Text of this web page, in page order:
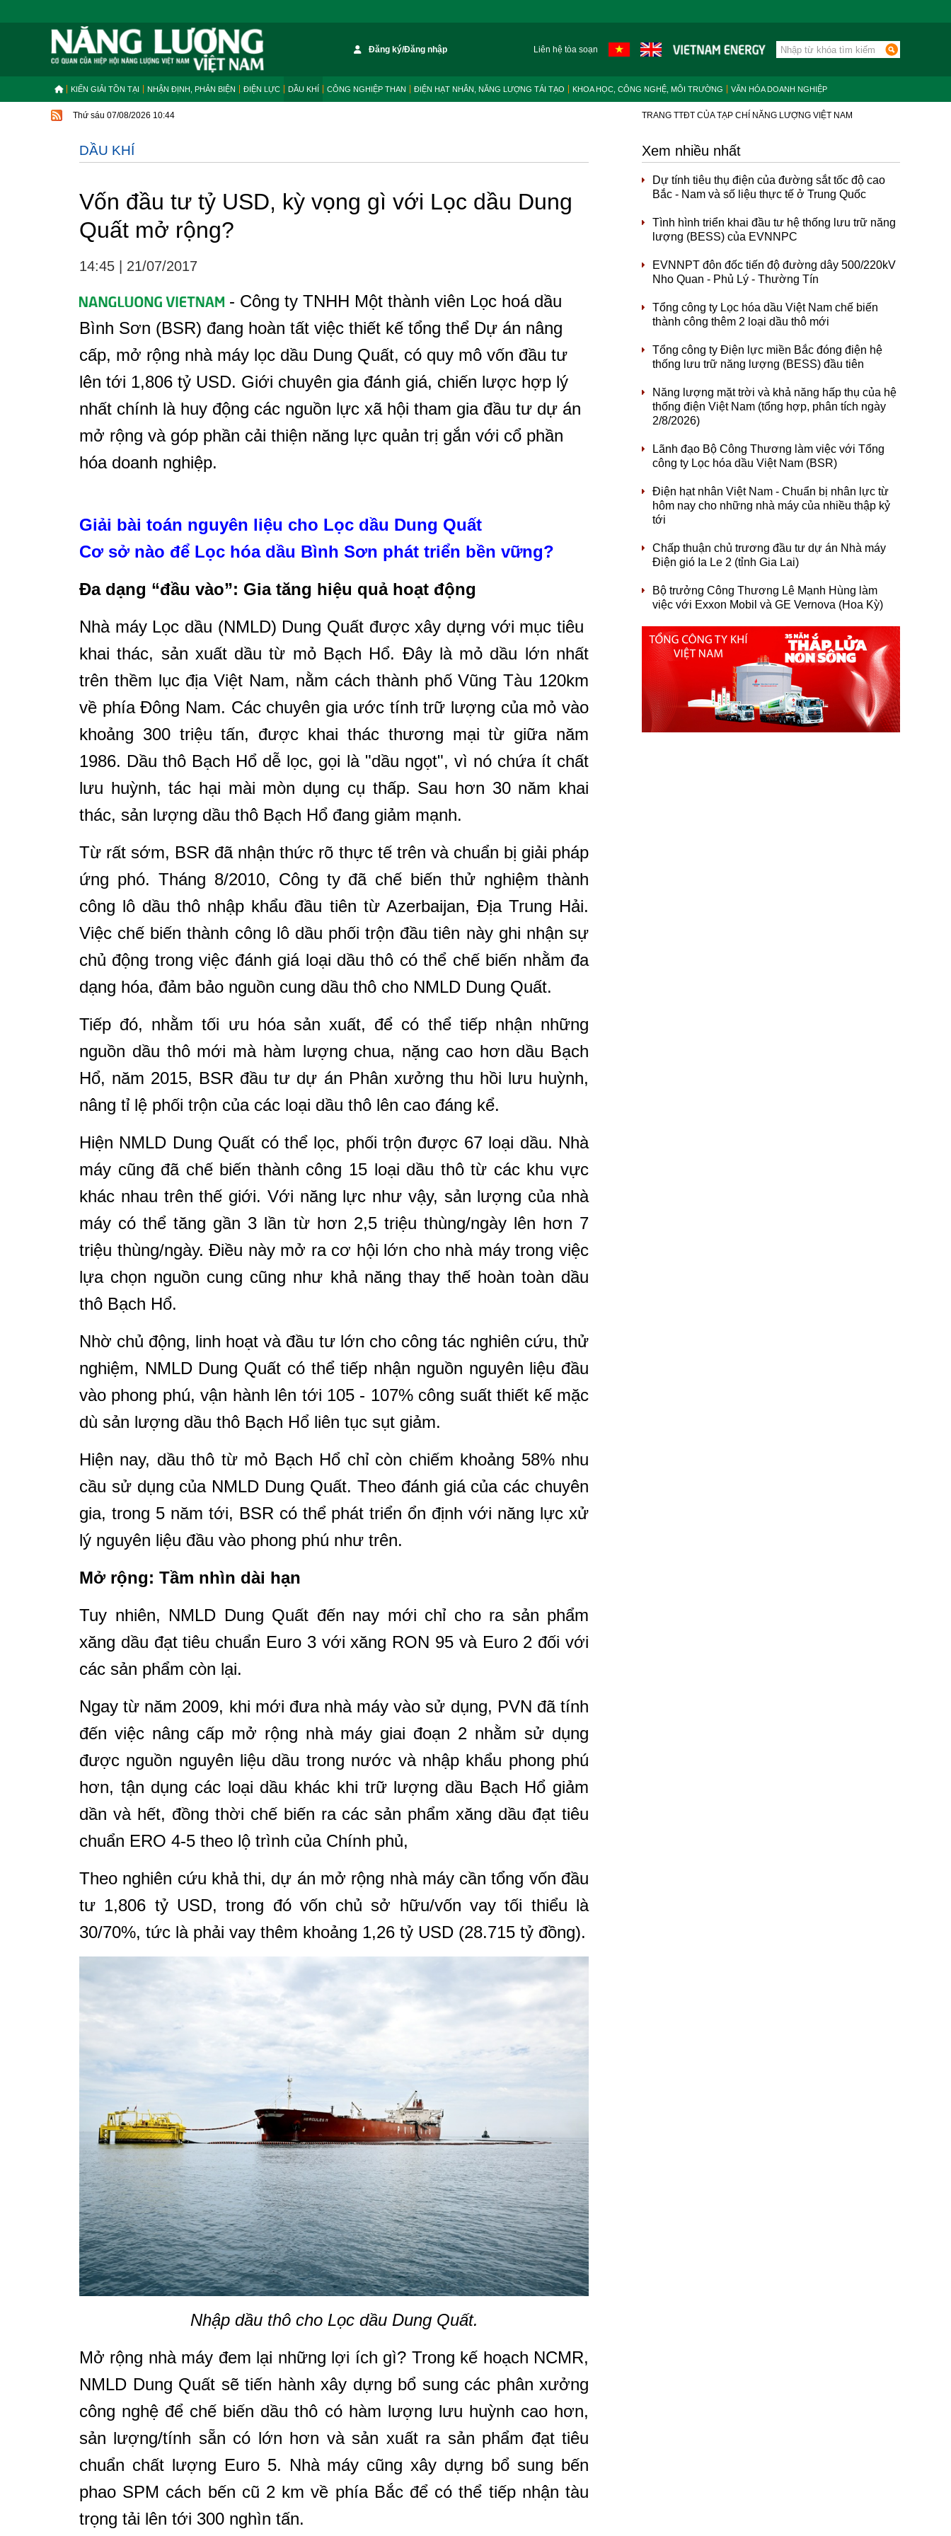
Đăng ký/Đăng nhập Liên hệ tòa soạn
KIẾN GIẢI TỒN TẠI NHẬN ĐỊNH, PHẢN BIỆN ĐIỆN LỰC DẦU KHÍ CÔNG NGHIỆP THAN ĐIỆN HẠT NHÂN, NĂNG LƯỢNG TÁI TẠO KHOA HỌC, CÔNG NGHỆ, MÔI TRƯỜNG VĂN HÓA DOANH NGHIỆP
Thứ sáu 07/08/2026 10:44 TRANG TTĐT CỦA TẠP CHÍ NĂNG LƯỢNG VIỆT NAM
DẦU KHÍ
Vốn đầu tư tỷ USD, kỳ vọng gì với Lọc dầu Dung
Quất mở rộng?
14:45 21/07/2017
- Công ty TNHH Một thành viên Lọc hoá dầu
Bình Sơn (BSR) đang hoàn tất việc thiết kế tổng thể Dự án nâng
cấp, mở rộng nhà máy lọc dầu Dung Quất, có quy mô vốn đầu tư
lên tới 1,806 tỷ USD. Giới chuyên gia đánh giá, chiến lược hợp lý
nhất chính là huy động các nguồn lực xã hội tham gia đầu tư dự án
mở rộng và góp phần cải thiện năng lực quản trị gắn với cổ phần
hóa doanh nghiệp.
Giải bài toán nguyên liệu cho Lọc dầu Dung Quất
Cơ sở nào để Lọc hóa dầu Bình Sơn phát triển bền vững?
Đa dạng “đầu vào”: Gia tăng hiệu quả hoạt động
Nhà máy Lọc dầu (NMLD) Dung Quất được xây dựng với mục tiêu
khai thác, sản xuất dầu từ mỏ Bạch Hổ. Đây là mỏ dầu lớn nhất
trên thềm lục địa Việt Nam, nằm cách thành phố Vũng Tàu 120km
về phía Đông Nam. Các chuyên gia ước tính trữ lượng của mỏ vào
khoảng 300 triệu tấn, được khai thác thương mại từ giữa năm
1986. Dầu thô Bạch Hổ dễ lọc, gọi là "dầu ngọt", vì nó chứa ít chất
lưu huỳnh, tác hại mài mòn dụng cụ thấp. Sau hơn 30 năm khai
thác, sản lượng dầu thô Bạch Hổ đang giảm mạnh.
Từ rất sớm, BSR đã nhận thức rõ thực tế trên và chuẩn bị giải pháp
ứng phó. Tháng 8/2010, Công ty đã chế biến thử nghiệm thành
công lô dầu thô nhập khẩu đầu tiên từ Azerbaijan, Địa Trung Hải.
Việc chế biến thành công lô dầu phối trộn đầu tiên này ghi nhận sự
chủ động trong việc đánh giá loại dầu thô có thể chế biến nhằm đa
dạng hóa, đảm bảo nguồn cung dầu thô cho NMLD Dung Quất.
Tiếp đó, nhằm tối ưu hóa sản xuất, để có thể tiếp nhận những
nguồn dầu thô mới mà hàm lượng chua, nặng cao hơn dầu Bạch
Hổ, năm 2015, BSR đầu tư dự án Phân xưởng thu hồi lưu huỳnh,
nâng tỉ lệ phối trộn của các loại dầu thô lên cao đáng kể.
Hiện NMLD Dung Quất có thể lọc, phối trộn được 67 loại dầu. Nhà
máy cũng đã chế biến thành công 15 loại dầu thô từ các khu vực
khác nhau trên thế giới. Với năng lực như vậy, sản lượng của nhà
máy có thể tăng gần 3 lần từ hơn 2,5 triệu thùng/ngày lên hơn 7
triệu thùng/ngày. Điều này mở ra cơ hội lớn cho nhà máy trong việc
lựa chọn nguồn cung cũng như khả năng thay thế hoàn toàn dầu
thô Bạch Hổ.
Nhờ chủ động, linh hoạt và đầu tư lớn cho công tác nghiên cứu, thử
nghiệm, NMLD Dung Quất có thể tiếp nhận nguồn nguyên liệu đầu
vào phong phú, vận hành lên tới 105 - 107% công suất thiết kế mặc
dù sản lượng dầu thô Bạch Hổ liên tục sụt giảm.
Hiện nay, dầu thô từ mỏ Bạch Hổ chỉ còn chiếm khoảng 58% nhu
cầu sử dụng của NMLD Dung Quất. Theo đánh giá của các chuyên
gia, trong 5 năm tới, BSR có thể phát triển ổn định với năng lực xử
lý nguyên liệu đầu vào phong phú như trên.
Mở rộng: Tầm nhìn dài hạn
Tuy nhiên, NMLD Dung Quất đến nay mới chỉ cho ra sản phẩm
xăng dầu đạt tiêu chuẩn Euro 3 với xăng RON 95 và Euro 2 đối với
các sản phẩm còn lại.
Ngay từ năm 2009, khi mới đưa nhà máy vào sử dụng, PVN đã tính
đến việc nâng cấp mở rộng nhà máy giai đoạn 2 nhằm sử dụng
được nguồn nguyên liệu dầu trong nước và nhập khẩu phong phú
hơn, tận dụng các loại dầu khác khi trữ lượng dầu Bạch Hổ giảm
dần và hết, đồng thời chế biến ra các sản phẩm xăng dầu đạt tiêu
chuẩn ERO 4-5 theo lộ trình của Chính phủ,
Theo nghiên cứu khả thi, dự án mở rộng nhà máy cần tổng vốn đầu
tư 1,806 tỷ USD, trong đó vốn chủ sở hữu/vốn vay tối thiểu là
30/70%, tức là phải vay thêm khoảng 1,26 tỷ USD (28.715 tỷ đồng).
Nhập dầu thô cho Lọc dầu Dung Quất.
Mở rộng nhà máy đem lại những lợi ích gì? Trong kế hoạch NCMR,
NMLD Dung Quất sẽ tiến hành xây dựng bổ sung các phân xưởng
công nghệ để chế biến dầu thô có hàm lượng lưu huỳnh cao hơn,
sản lượng/tính sẵn có lớn hơn và sản xuất ra sản phẩm đạt tiêu
chuẩn chất lượng Euro 5. Nhà máy cũng xây dựng bổ sung bến
phao SPM cách bến cũ 2 km về phía Bắc để có thể tiếp nhận tàu
trọng tải lên tới 300 nghìn tấn.
Xem nhiều nhất
Dự tính tiêu thụ điện của đường sắt tốc độ cao
Bắc - Nam và số liệu thực tế ở Trung Quốc
Tình hình triển khai đầu tư hệ thống lưu trữ năng
lượng (BESS) của EVNNPC
EVNNPT đôn đốc tiến độ đường dây 500/220kV
Nho Quan - Phủ Lý - Thường Tín
Tổng công ty Lọc hóa dầu Việt Nam chế biến
thành công thêm 2 loại dầu thô mới
Tổng công ty Điện lực miền Bắc đóng điện hệ
thống lưu trữ năng lượng (BESS) đầu tiên
Năng lượng mặt trời và khả năng hấp thụ của hệ
thống điện Việt Nam (tổng hợp, phân tích ngày
2/8/2026)
Lãnh đạo Bộ Công Thương làm việc với Tổng
công ty Lọc hóa dầu Việt Nam (BSR)
Điện hạt nhân Việt Nam - Chuẩn bị nhân lực từ
hôm nay cho những nhà máy của nhiều thập kỷ
tới
Chấp thuận chủ trương đầu tư dự án Nhà máy
Điện gió Ia Le 2 (tỉnh Gia Lai)
Bộ trưởng Công Thương Lê Mạnh Hùng làm
việc với Exxon Mobil và GE Vernova (Hoa Kỳ)